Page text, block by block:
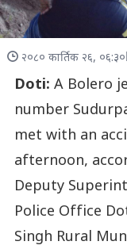
२०८० कार्तिक २६, ०६:३०
Doti: A Bolero
number
met with an
afternoon,
Deputy
Police Office
Singh Rural